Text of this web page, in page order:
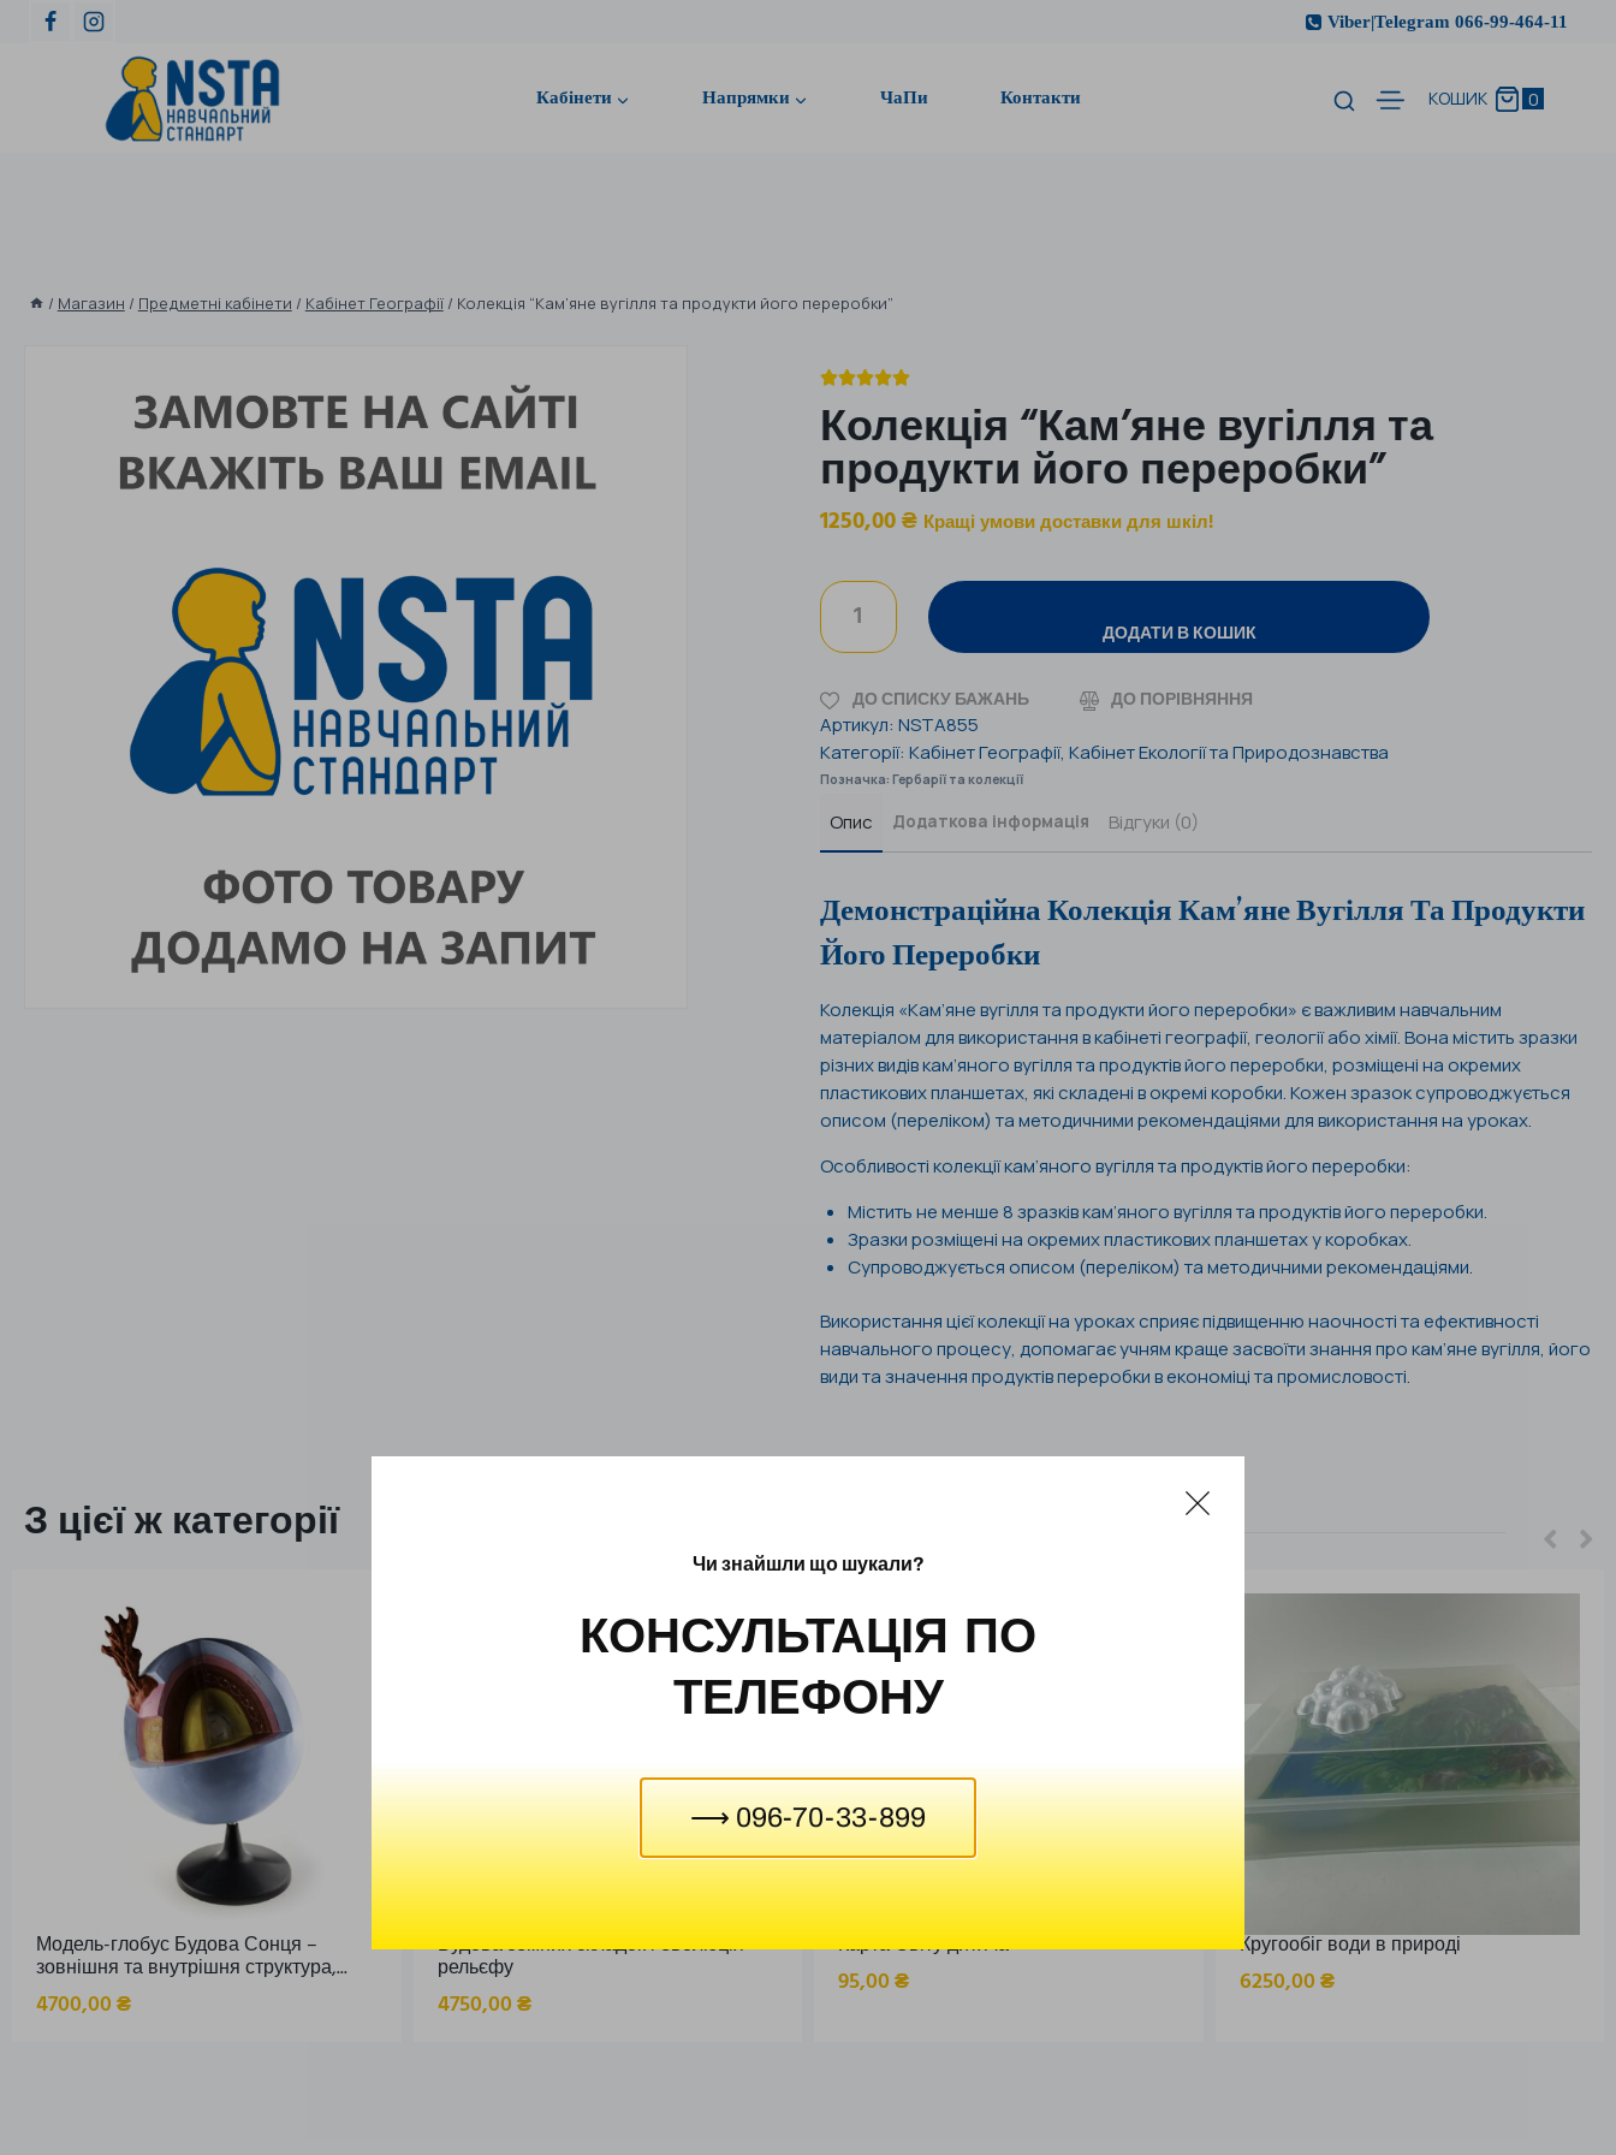
Viber|Telegram 066-99-464-11
Кабінети Напрямки ЧаПи Контакти КОШИК 0
/ Магазин / Предметні кабінети / Кабінет Географії / Колекція “Кам’яне вугілля та продукти його переробки”

Колекція “Кам’яне вугілля та
продукти його переробки”
1250,00₴ Кращі умови доставки для шкіл!
ДОДАТИ В КОШИК
ДО СПИСКУ БАЖАНЬ ДО ПОРІВНЯННЯ
Артикул: NSTA855
Категорії: Кабінет Географії, Кабінет Екології та Природознавства
Позначка: Гербарії та колекції
Опис Додаткова інформація Відгуки (0)
Демонстраційна Колекція Кам’яне Вугілля Та Продукти
Його Переробки
Колекція «Кам’яне вугілля та продукти його переробки» є важливим навчальним
матеріалом для використання в кабінеті географії, геології або хімії. Вона містить зразки
різних видів кам’яного вугілля та продуктів його переробки, розміщені на окремих
пластикових планшетах, які складені в окремі коробки. Кожен зразок супроводжується
описом (переліком) та методичними рекомендаціями для використання на уроках.
Особливості колекції кам’яного вугілля та продуктів його переробки:
Містить не менше 8 зразків кам’яного вугілля та продуктів його переробки.
Зразки розміщені на окремих пластикових планшетах у коробках.
Супроводжується описом (переліком) та методичними рекомендаціями.
Використання цієї колекції на уроках сприяє підвищенню наочності та ефективності
навчального процесу, допомагає учням краще засвоїти знання про кам’яне вугілля, його
види та значення продуктів переробки в економіці та промисловості.
З цієї ж категорії
Модель-глобус Будова Сонця –
зовнішня та внутрішня структура,...
4700,00₴
Будова земних складок і еволюція
рельєфу
4750,00₴
Карта Світу дитяча
95,00₴
Кругообіг води в природі
6250,00₴
Чи знайшли що шукали?
КОНСУЛЬТАЦІЯ ПО
ТЕЛЕФОНУ
⟶ 096-70-33-899